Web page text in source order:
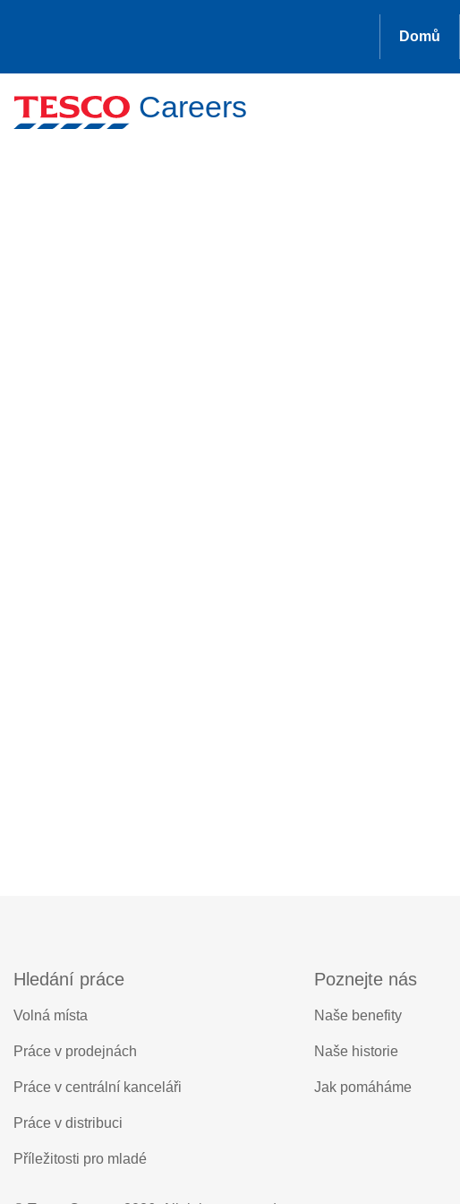
Domů
Careers
Hledání práce
Volná místa
Práce v prodejnách
Práce v centrální kanceláři
Práce v distribuci
Příležitosti pro mladé
Poznejte nás
Naše benefity
Naše historie
Jak pomáháme